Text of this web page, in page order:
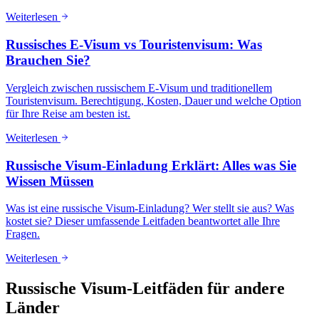
Weiterlesen
Russisches E-Visum vs Touristenvisum: Was
Brauchen Sie?
Vergleich zwischen russischem E-Visum und traditionellem
Touristenvisum. Berechtigung, Kosten, Dauer und welche Option
für Ihre Reise am besten ist.
Weiterlesen
Russische Visum-Einladung Erklärt: Alles was Sie
Wissen Müssen
Was ist eine russische Visum-Einladung? Wer stellt sie aus? Was
kostet sie? Dieser umfassende Leitfaden beantwortet alle Ihre
Fragen.
Weiterlesen
Russische Visum-Leitfäden für andere
Länder